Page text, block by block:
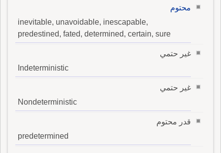
محتوم
inevitable, unavoidable, inescapable,
predestined, fated, determined, certain, sure
غير حتمي
Indeterministic
غير حتمي
Nondeterministic
قدر محتوم
predetermined